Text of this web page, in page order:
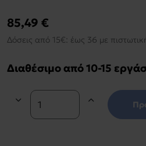
85,49 €
Δόσεις από 15€: έως 36 με
Διαθέσιμο από 10-15